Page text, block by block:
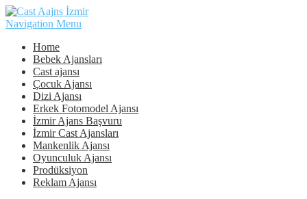
Navigation Menu
Home
Bebek Ajansları
Cast ajansı
Çocuk Ajansı
Dizi Ajansı
Erkek Fotomodel Ajansı
İzmir Ajans Başvuru
İzmir Cast Ajansları
Mankenlik Ajansı
Oyunculuk Ajansı
Prodüksiyon
Reklam Ajansı